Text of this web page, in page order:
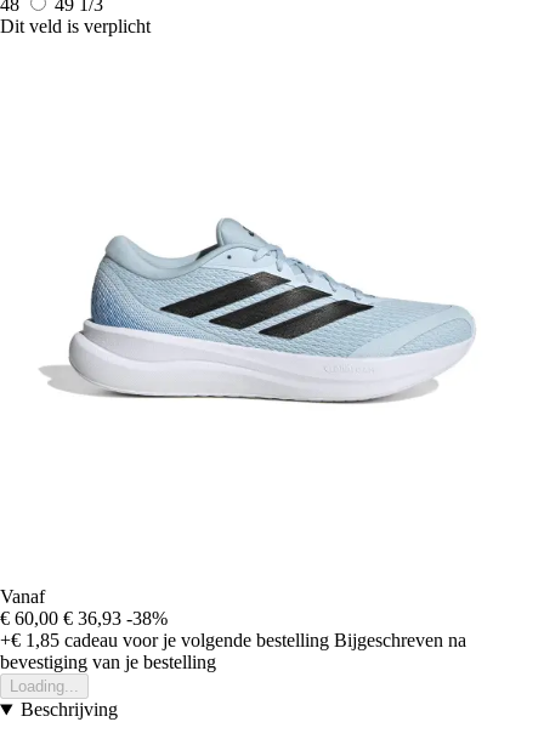
48
49 1/3
Dit veld is verplicht
Vanaf
€ 60,00 € 36,93 -38%
+€ 1,85 cadeau voor je volgende bestelling Bijgeschreven na
bevestiging van je bestelling
Loading...
Beschrijving